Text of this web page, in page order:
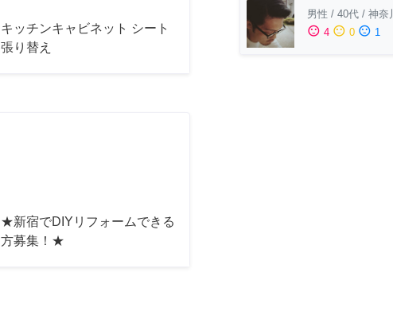
キッチンキャビネット シート
張り替え
男性 / 40代 / 神奈
sentiment_satisfied 4 sentiment_neutral 0 sentiment_dissatisfied 1
★新宿でDIYリフォームできる
方募集！★